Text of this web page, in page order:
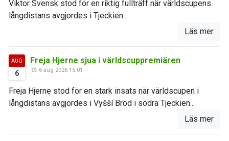
Viktor Svensk stod för en riktig fullträff när världscupens
långdistans avgjordes i Tjeckien...
Läs mer
AUG
6
Freja Hjerne sjua i världscuppremiären
6 aug 2026 15:01
Freja Hjerne stod för en stark insats när världscupen i
långdistans avgjordes i Vyšší Brod i södra Tjeckien...
Läs mer